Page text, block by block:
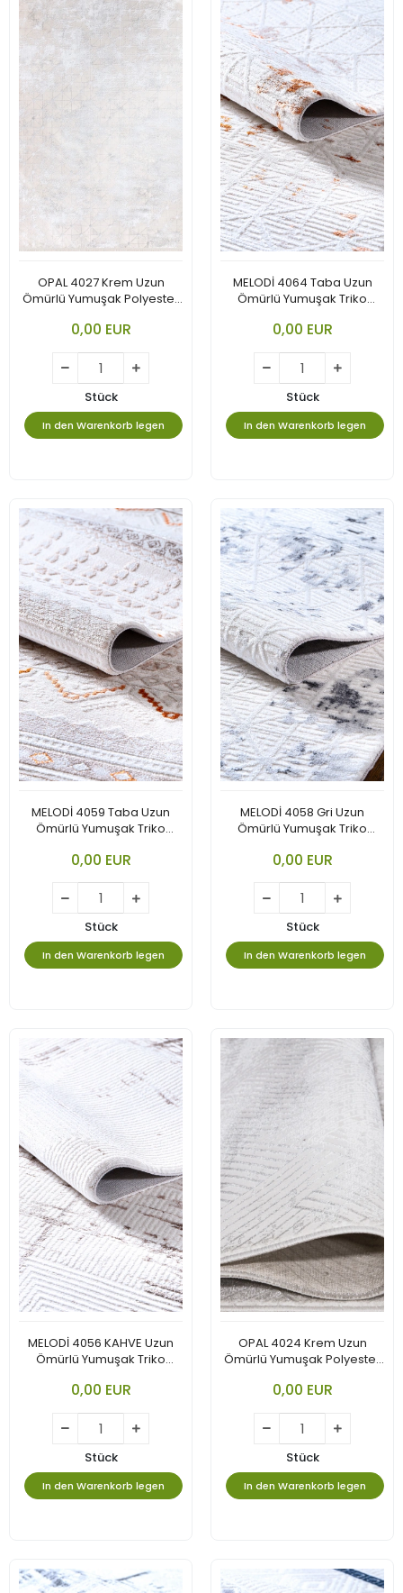
OPAL 4027 Krem Uzun
Ömürlü Yumuşak Polyester
0,00 EUR
Stück
In den Warenkorb legen
MELODİ 4064 Taba Uzun
Ömürlü Yumuşak Triko
0,00 EUR
Stück
In den Warenkorb legen
MELODİ 4059 Taba Uzun
Ömürlü Yumuşak Triko
0,00 EUR
Stück
In den Warenkorb legen
MELODİ 4058 Gri Uzun
Ömürlü Yumuşak Triko
0,00 EUR
Stück
In den Warenkorb legen
MELODİ 4056 KAHVE Uzun
Ömürlü Yumuşak Triko
0,00 EUR
Stück
In den Warenkorb legen
OPAL 4024 Krem Uzun
Ömürlü Yumuşak Polyester
0,00 EUR
Stück
In den Warenkorb legen